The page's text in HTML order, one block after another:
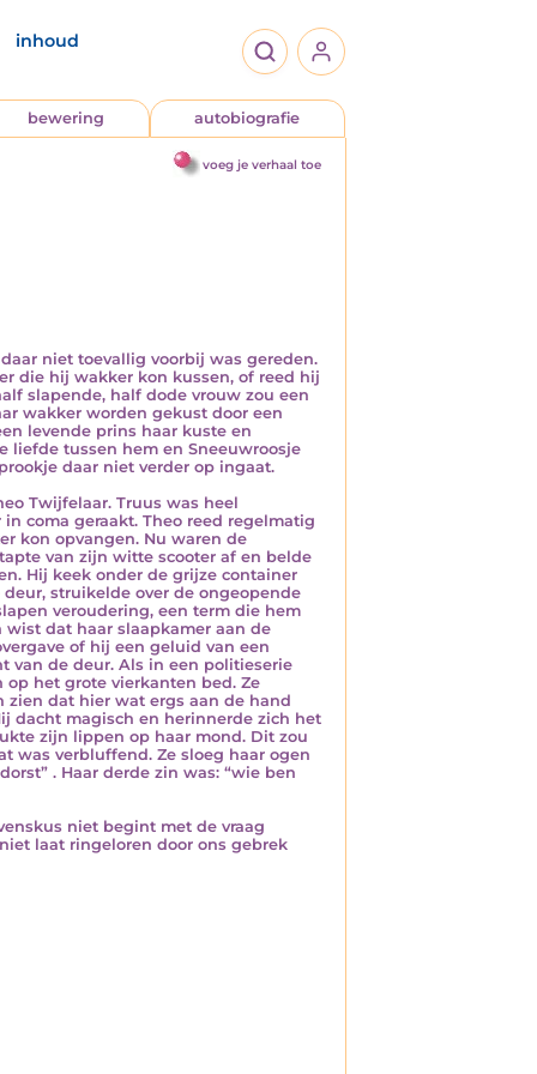
inhoud
bewering autobiografie
voeg je verhaal toe
niet toevallig voorbij was gereden.
die hij wakker kon kussen, of reed hij
slapende, half dode vrouw zou een
wakker worden gekust door een
levende prins haar kuste en
liefde tussen hem en Sneeuwroosje
daar niet verder op ingaat.
Twijfelaar. Truus was heel
coma geraakt. Theo reed regelmatig
kon opvangen. Nu waren de
van zijn witte scooter af en belde
Hij keek onder de grijze container
struikelde over de ongeopende
veroudering, een term die hem
dat haar slaapkamer aan de
of hij een geluid van een
van de deur. Als in een politieserie
het grote vierkanten bed. Ze
zien dat hier wat ergs aan de hand
dacht magisch en herinnerde zich het
zijn lippen op haar mond. Dit zou
was verbluffend. Ze sloeg haar ogen
. Haar derde zin was: “wie ben
niet begint met de vraag
laat ringeloren door ons gebrek